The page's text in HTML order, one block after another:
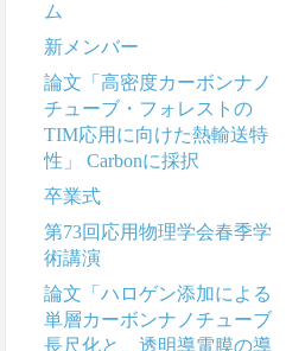
ム
新メンバー
論文「高密度カーボンナノ
チューブ・フォレストの
TIM応用に向けた熱輸送特
性」 Carbonに採択
卒業式
第73回応用物理学会春季学
術講演
論文「ハロゲン添加による
単層カーボンナノチューブ
長尺化と、透明導電膜の導